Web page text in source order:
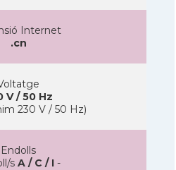
Internet
.cn
V / 50 Hz
230 V / 50 Hz)
Endolls
s A / C / I-